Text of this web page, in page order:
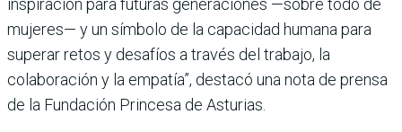
inspiración para futuras generaciones —sobre todo de
mujeres— y un símbolo de la capacidad humana para
superar retos y desafíos a través del trabajo, la
colaboración y la empatía”, destacó una nota de prensa
de la Fundación Princesa de Asturias.